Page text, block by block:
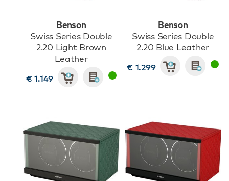
Benson
Swiss Series Double
2.20 Light Brown
Leather
€ 1.149
Benson
Swiss Series Double
2.20 Blue Leather
€ 1.299